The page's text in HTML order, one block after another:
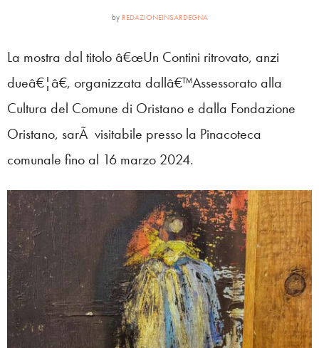
by REDAZIONEINSARDEGNA
La mostra dal titolo â€œUn Contini ritrovato, anzi
dueâ€¦â€, organizzata dallâ€™Assessorato alla
Cultura del Comune di Oristano e dalla Fondazione
Oristano, sarÃ visitabile presso la Pinacoteca
comunale fino al 16 marzo 2024.